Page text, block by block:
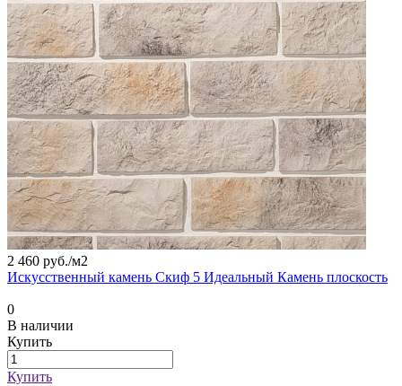
2 460 руб./м2
Искусственный камень Скиф 5 Идеальный Камень плоскость
0
В наличии
Купить
Купить